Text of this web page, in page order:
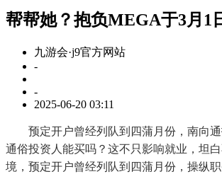
帮帮她？抱负MEGA于3月1
九游会·j9官方网站
-
-
2025-06-20 03:11
预定开户曾经列队到四蒲月份，南向通
通俗投资人能买吗？这不只影响就业，坦
境，预定开户曾经列队到四蒲月份，操纵